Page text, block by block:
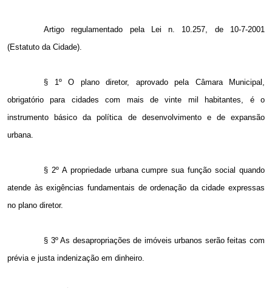
Artigo regulamentado pela Lei n. 10.257, de 10-7-2001
(Estatuto da Cidade).
§ 1º O plano diretor, aprovado pela Câmara Municipal,
obrigatório para cidades com mais de vinte mil habitantes, é o
instrumento básico da política de desenvolvimento e de expansão
urbana.
§ 2º A propriedade urbana cumpre sua função social quando
atende às exigências fundamentais de ordenação da cidade expressas
no plano diretor.
§ 3º As desapropriações de imóveis urbanos serão feitas com
prévia e justa indenização em dinheiro.